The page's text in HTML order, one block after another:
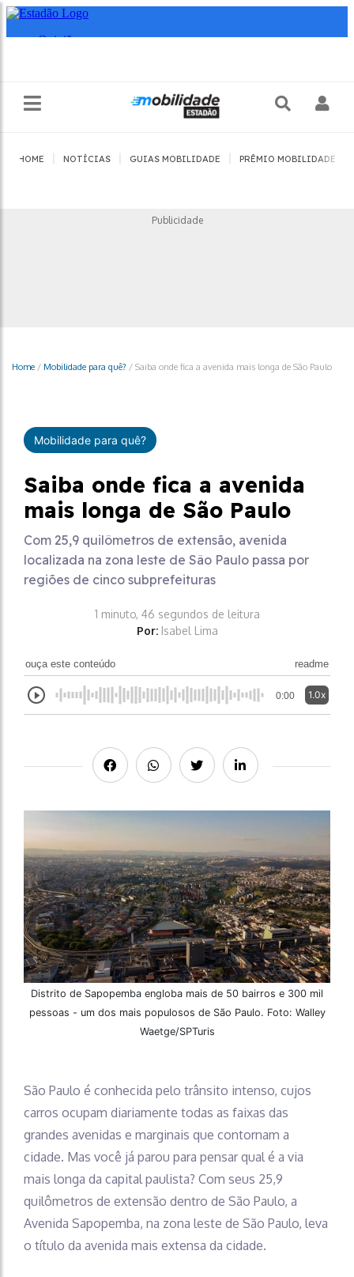
HOME NOTÍCIAS GUIAS MOBILIDADE PRÊMIO MOBILIDADE
Publicidade
Home / Mobilidade para quê? / Saiba onde fica a avenida mais longa de São Paulo
Mobilidade para quê?
Saiba onde fica a avenida
mais longa de São Paulo
Com 25,9 quilômetros de extensão, avenida
localizada na zona leste de Sâo Paulo passa por
regiões de cinco subprefeituras
1 minuto, 46 segundos de leitura
Por: Isabel Lima
ouça este conteúdo readme
0:00 1.0x
Distrito de Sapopemba engloba mais de 50 bairros e 300 mil
pessoas - um dos mais populosos de São Paulo. Foto: Walley
Waetge/SPTuris
São Paulo é conhecida pelo trânsito intenso, cujos
carros ocupam diariamente todas as faixas das
grandes avenidas e marginais que contornam a
cidade. Mas você já parou para pensar qual é a via
mais longa da capital paulista? Com seus 25,9
quilômetros de extensão dentro de São Paulo, a
Avenida Sapopemba, na zona leste de São Paulo, leva
o título da avenida mais extensa da cidade.